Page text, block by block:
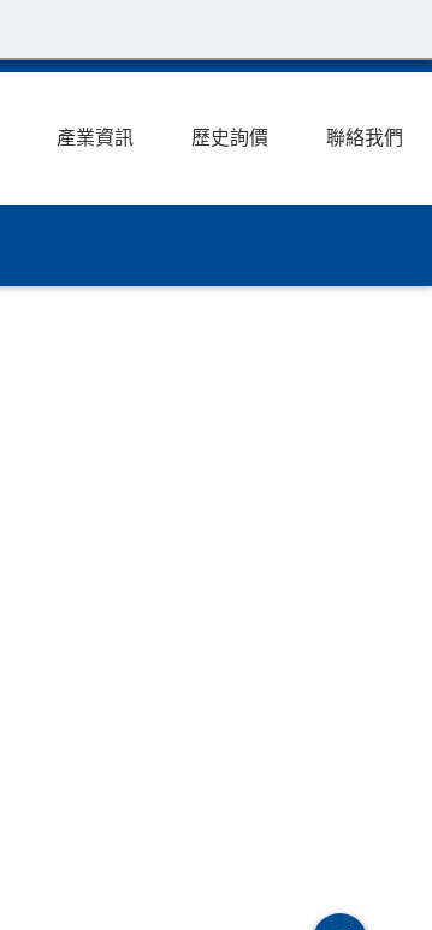
產業資訊 歷史詢價 聯絡我們